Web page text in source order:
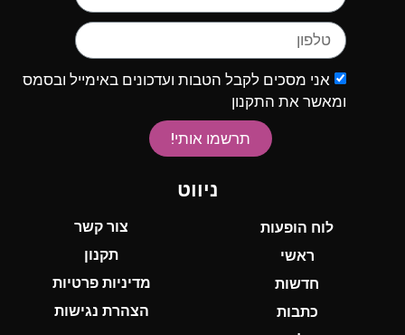
אני מסכים לקבל הטבות ועדכונים באימייל ובסמס
ומאשר את התקנון
תרשמו אותי!
ניווט
לוח הופעות
ראשי
חדשות
כתבות
צור קשר
תקנון
מדיניות פרטיות
הצהרת נגישות